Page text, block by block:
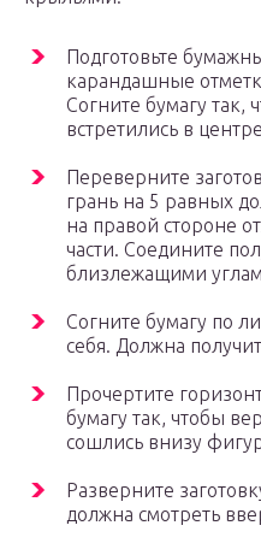
Подготовьте
карандашные
Согните бумагу так,
встретились в
Переверните
грань на 5 равных
на правой стороне
части. Соедините
близлежащими
Согните бумагу по
себя. Должна
Прочертите
бумагу так, чтобы
сошлись внизу
Разверните
должна смотреть